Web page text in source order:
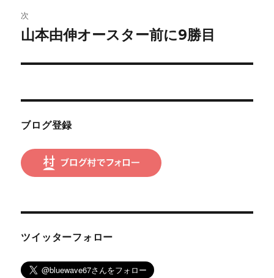
ゲ
ー
シ
ン
次
次
投
山本由伸オースター前に9勝目
ブログ登録
ツイッターフォロー